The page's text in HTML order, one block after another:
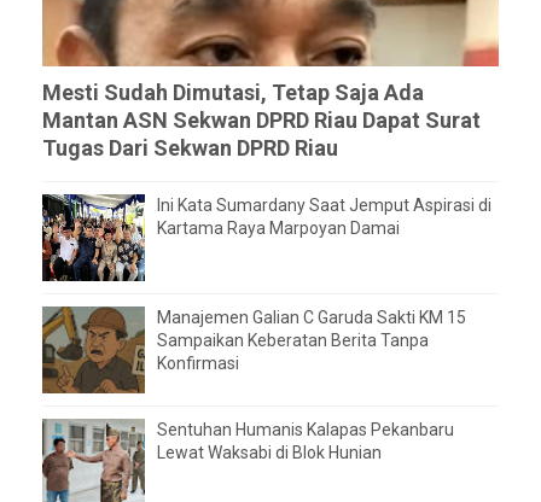
Mesti Sudah Dimutasi, Tetap Saja Ada
Mantan ASN Sekwan DPRD Riau Dapat Surat
Tugas Dari Sekwan DPRD Riau
Ini Kata Sumardany Saat Jemput Aspirasi di
Kartama Raya Marpoyan Damai
Manajemen Galian C Garuda Sakti KM 15
Sampaikan Keberatan Berita Tanpa
Konfirmasi
Sentuhan Humanis Kalapas Pekanbaru
Lewat Waksabi di Blok Hunian